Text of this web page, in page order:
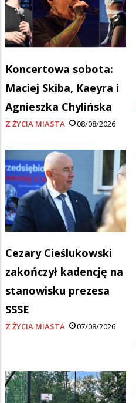
Koncertowa sobota:
Maciej Skiba, Kaeyra i
Agnieszka Chylińska
Z ŻYCIA MIASTA 08/08/2026
Cezary Cieślukowski
zakończył kadencję na
stanowisku prezesa
SSSE
Z ŻYCIA MIASTA 07/08/2026